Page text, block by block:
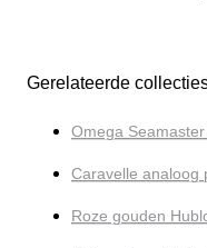
Gerelateerde
Omega
Caravelle analoog
Roze gouden